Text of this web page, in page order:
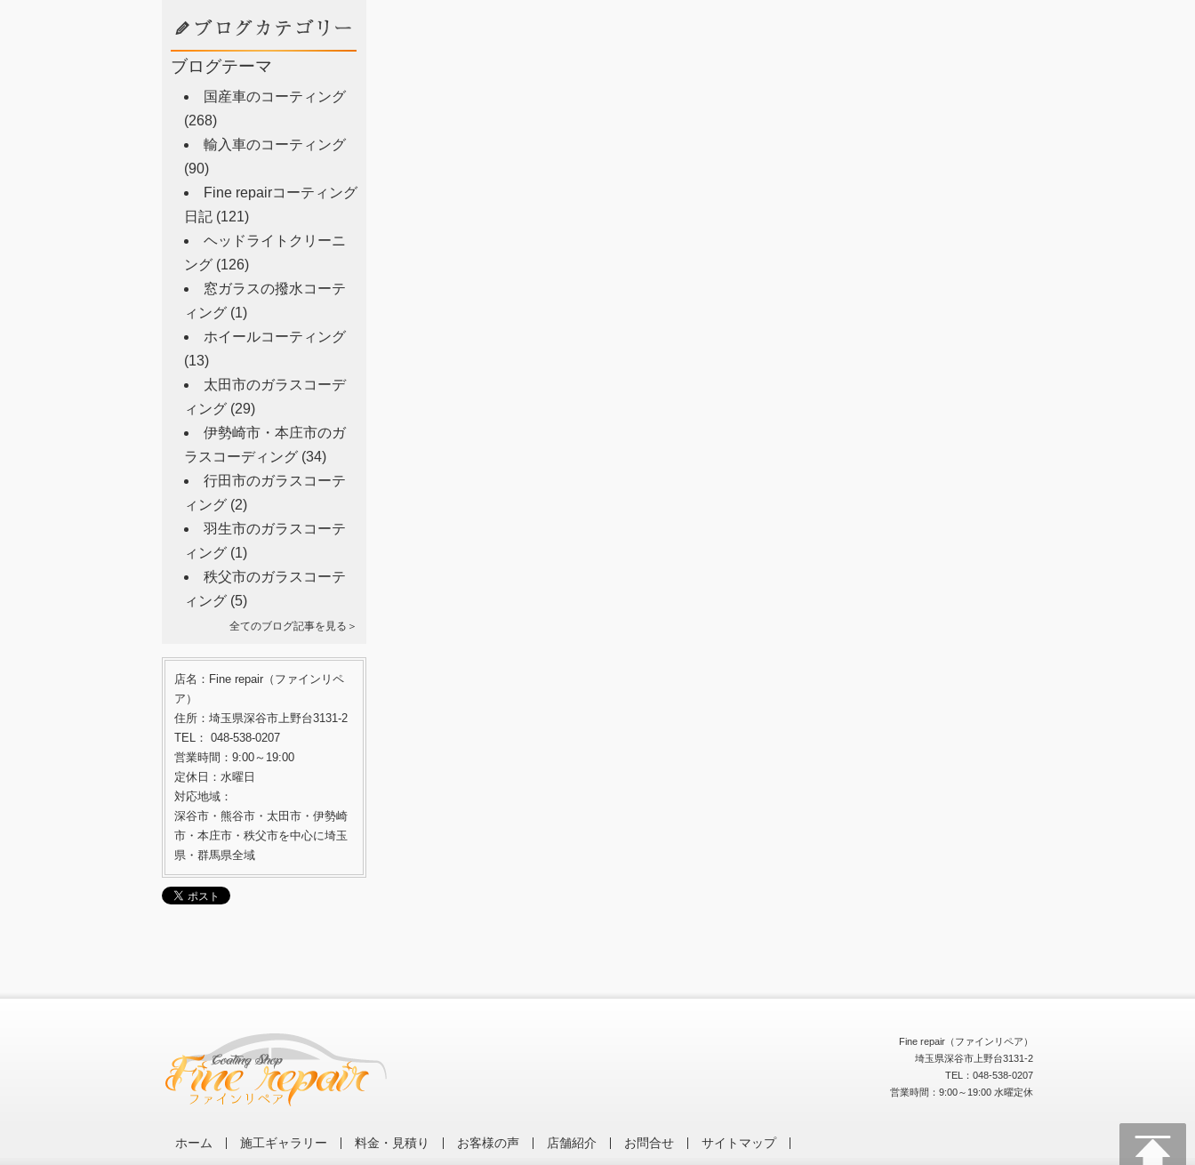
ブログテーマ
国産車のコーティング
(268)
輸入車のコーティング
(90)
Fine repairコーティング
日記 (121)
ヘッドライトクリーニ
ング (126)
窓ガラスの撥水コーテ
ィング (1)
ホイールコーティング
(13)
太田市のガラスコーデ
ィング (29)
伊勢崎市・本庄市のガ
ラスコーディング (34)
行田市のガラスコーテ
ィング (2)
羽生市のガラスコーテ
ィング (1)
秩父市のガラスコーテ
ィング (5)
全てのブログ記事を見る＞
店名：Fine repair（ファインリペ
ア）
住所：埼玉県深谷市上野台3131-2
TEL： 048-538-0207
営業時間：9:00～19:00
定休日：水曜日
対応地域：
深谷市・熊谷市・太田市・伊勢崎
市・本庄市・秩父市を中心に埼玉
県・群馬県全域
Fine repair（ファインリペア）
埼玉県深谷市上野台3131-2
TEL：048-538-0207
営業時間：9:00～19:00 水曜定休
ホーム 施工ギャラリー 料金・見積り お客様の声 店舗紹介 お問合せ サイトマップ